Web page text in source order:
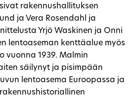
rakennushallituksen
ja Vera Rosendahl ja
Yrjö Waskinen ja Onni
lentoaseman kenttäalue myös
vuonna 1939. Malmin
säilynyt ja pisimpään
lentoasema Euroopassa ja